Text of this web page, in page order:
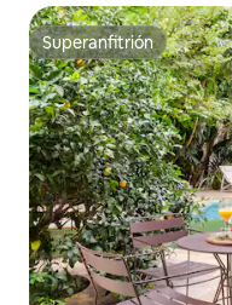
Superanfitrión
Superanfitrión